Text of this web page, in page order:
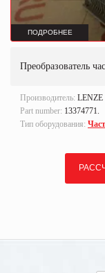
ПОДРОБНЕЕ
Преобразователь
Производитель: LENZE
Part number: 13374771.
Тип оборудования: